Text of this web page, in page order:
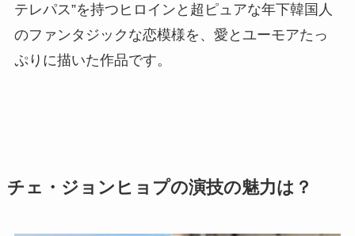
テレパス”を持つヒロインと超ピュアな年下韓国人
のファンタジックな恋模様を、愛とユーモアたっ
ぷりに描いた作品です。
チェ・ジョンヒョプの演技の魅力は？